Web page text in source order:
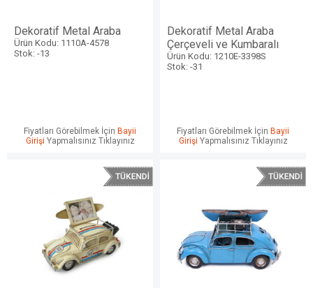
Dekoratif Metal Araba
Ürün Kodu: 1110A-4578
Stok: -13
Fiyatları Görebilmek İçin Bayii
Girişi Yapmalısınız Tıklayınız
Dekoratif Metal Araba
Çerçeveli ve Kumbaralı
Ürün Kodu: 1210E-3398S
Stok: -31
Fiyatları Görebilmek İçin Bayii
Girişi Yapmalısınız Tıklayınız